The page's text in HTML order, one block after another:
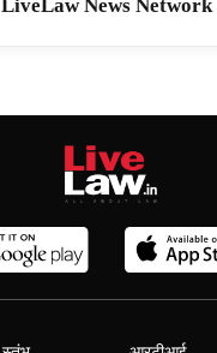
LiveLaw News Network